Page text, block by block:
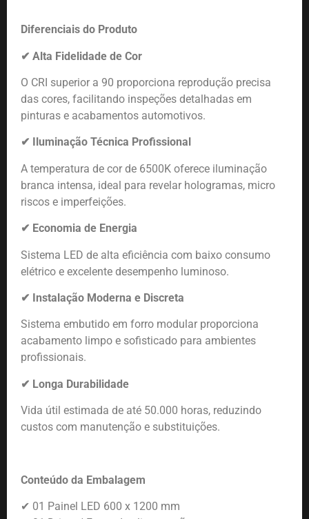
Diferenciais do Produto
✔ Alta Fidelidade de Cor
O CRI superior a 90 proporciona reprodução precisa
das cores, facilitando inspeções detalhadas em
pinturas e acabamentos automotivos.
✔ Iluminação Técnica Profissional
A temperatura de cor de 6500K oferece iluminação
branca intensa, ideal para revelar hologramas, micro
riscos e imperfeições.
✔ Economia de Energia
Sistema LED de alta eficiência com baixo consumo
elétrico e excelente desempenho luminoso.
✔ Instalação Moderna e Discreta
Sistema embutido em forro modular proporciona
acabamento limpo e sofisticado para ambientes
profissionais.
✔ Longa Durabilidade
Vida útil estimada de até 50.000 horas, reduzindo
custos com manutenção e substituições.
Conteúdo da Embalagem
✔ 01 Painel LED 600 x 1200 mm